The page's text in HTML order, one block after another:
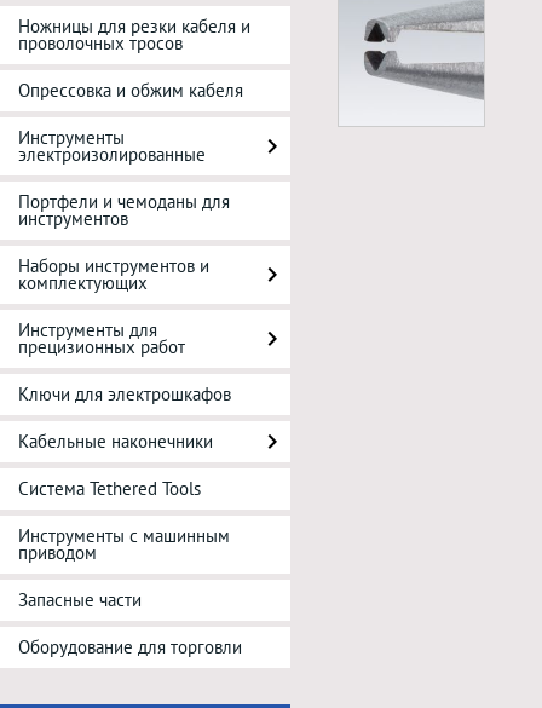
Ножницы для резки кабеля и
проволочных тросов
Опрессовка и обжим кабеля
Инструменты
электроизолированные
Портфели и чемоданы для
инструментов
Наборы инструментов и
комплектующих
Инструменты для
прецизионных работ
Ключи для электрошкафов
Кабельные наконечники
Система Tethered Tools
Инструменты с машинным
приводом
Запасные части
Оборудование для торговли